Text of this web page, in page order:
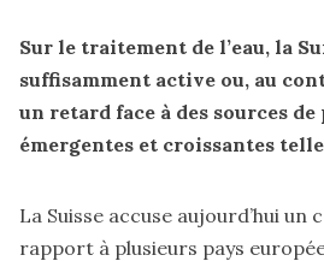
Sur le traitement de l’eau, la
suffisamment active ou, au
un retard face à des sources
émergentes et croissantes
La Suisse accuse aujourd’hui
rapport à plusieurs pays